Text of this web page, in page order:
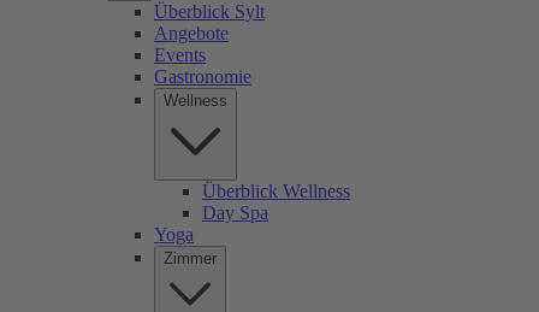
Überblick Sylt
Angebote
Events
Gastronomie
Wellness
Überblick Wellness
Day Spa
Yoga
Zimmer